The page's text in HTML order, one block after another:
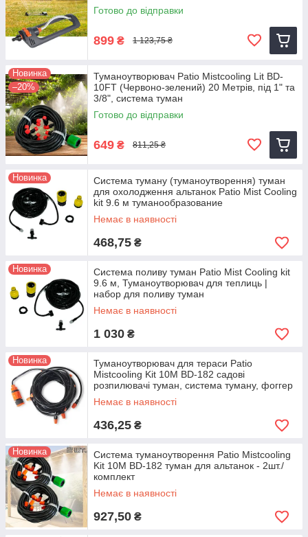
Готово до відправки
899 ₴ 1 123,75 ₴
Новинка
–20%
Туманоутворювач Patio Mistcooling Lit BD-
10FT (Червоно-зелений) 20 Метрів, під 1" та
3/8", система туман
Готово до відправки
649 ₴ 811,25 ₴
Новинка
Система туману (туманоутворення) туман
для охолодження альтанок Patio Mist Cooling
kit 9.6 м туманообразование
Немає в наявності
468,75 ₴
Новинка
Система поливу туман Patio Mist Cooling kit
9.6 м, Туманоутворювач для теплиць |
набор для поливу туман
Немає в наявності
1 030 ₴
Новинка
Туманоутворювач для тераси Patio
Mistcooling Kit 10M BD-182 садові
розпилювачі туман, система туману, фоггер
Немає в наявності
436,25 ₴
Новинка
Система туманоутворення Patio Mistcooling
Kit 10M BD-182 туман для альтанок - 2шт./
комплект
Немає в наявності
927,50 ₴